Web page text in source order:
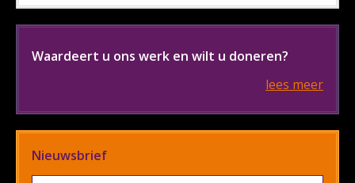
Waardeert u ons werk en wilt u doneren?
lees meer
Nieuwsbrief